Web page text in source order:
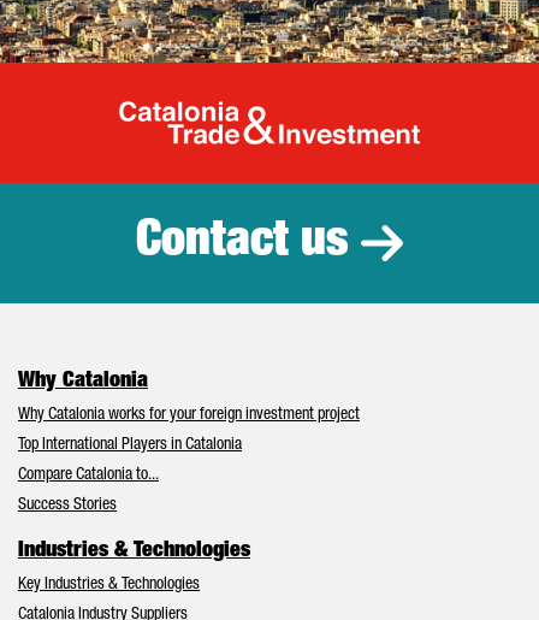
Catalonia
Contact us
Why Catalonia
Why Catalonia works for your foreign investment project
Top International Players in Catalonia
Compare Catalonia to...
Success Stories
Industries & Technologies
Key Industries & Technologies
Catalonia Industry Suppliers